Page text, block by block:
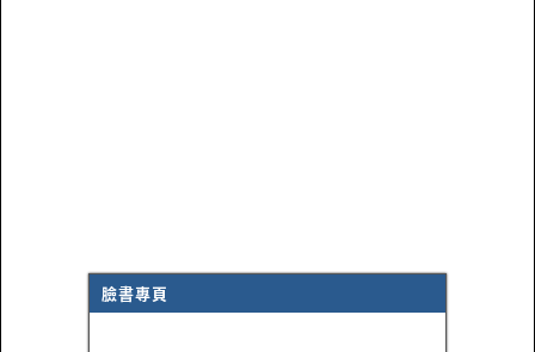
臉書專頁